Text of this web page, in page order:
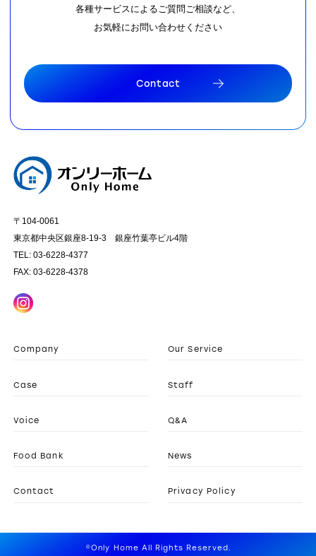
各種サービスによるご質問ご相談など、
お気軽にお問い合わせください
Contact
〒104-0061
東京都中央区銀座8-19-3 銀座竹葉亭ビル4階
TEL: 03-6228-4377
FAX: 03-6228-4378
Company Our Service
Case Staff
Voice Q&A
Food Bank News
Contact Privacy Policy
©Only Home All Rights Reserved.